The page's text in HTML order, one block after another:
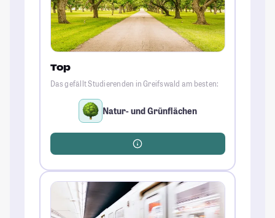
Top
Das gefällt Studierenden in Greifswald am besten:
Natur- und Grünflächen